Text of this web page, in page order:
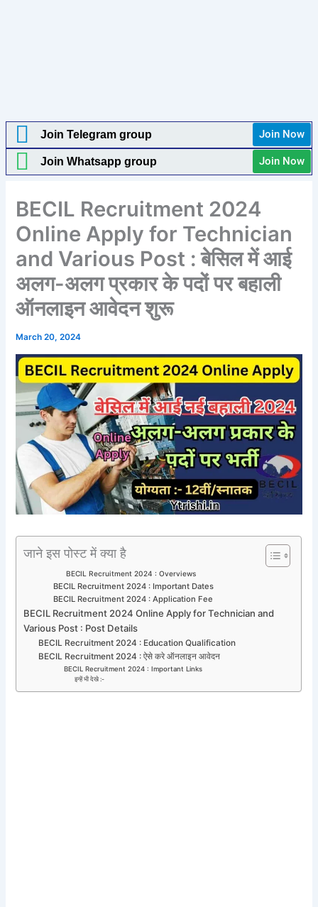
Join Telegram group Join Now
Join Whatsapp group Join Now
BECIL Recruitment 2024
Online Apply for Technician
and Various Post : बेसिल में आई
अलग-अलग प्रकार के पदों पर बहाली
ऑनलाइन आवेदन शुरू
March 20, 2024
जाने इस पोस्ट में क्या है
BECIL Recruitment 2024 : Overviews
BECIL Recruitment 2024 : Important Dates
BECIL Recruitment 2024 : Application Fee
BECIL Recruitment 2024 Online Apply for Technician and
Various Post : Post Details
BECIL Recruitment 2024 : Education Qualification
BECIL Recruitment 2024 : ऐसे करे ऑनलाइन आवेदन
BECIL Recruitment 2024 : Important Links
इन्हें भी देखे :-